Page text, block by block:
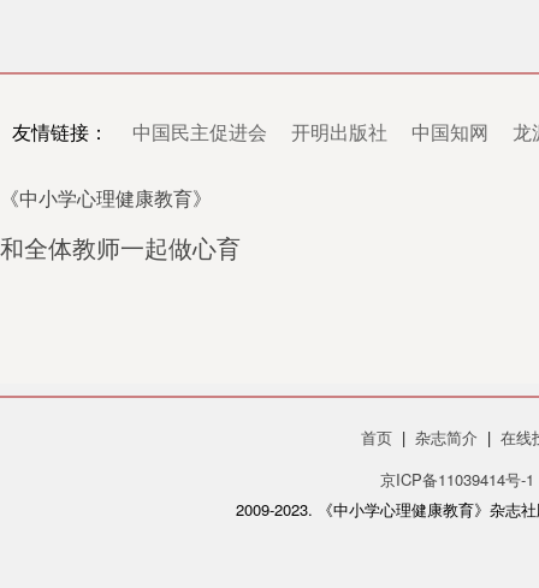
友情链接： 中国民主促进会 开明出版社 中国知网 龙
《中小学心理健康教育》
和全体教师一起做心育
首页| 杂志简介 | 在线
京ICP备11039414号-1
2009-2023. 《中小学心理健康教育》杂志